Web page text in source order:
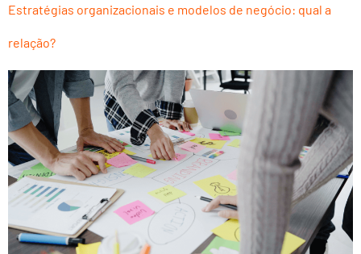
Estratégias organizacionais e modelos de negócio: qual a
relação?